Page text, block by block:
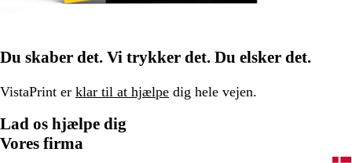
Du skaber det. Vi trykker det. Du elsker det.
VistaPrint er klar til at hjælpe dig hele vejen.
Lad os hjælpe dig
Vores firma